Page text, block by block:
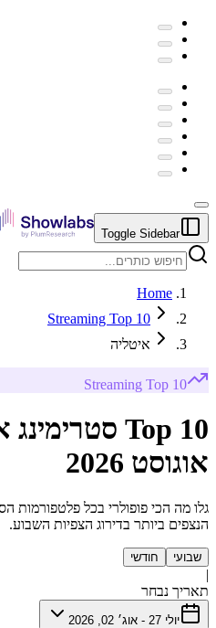
Toggle Sidebar
Home
Streaming Top 10
איטליה
Streaming Top 10
Top 10 סטרימינג איטליה
אוגוסט 2026
גלו מה הכי פופולרי בכל פלטפורמות
הנצפים ביותר בדירוג הצפיות השבוע.
שבועי חודשי
|
תאריך נבחר
יולי 27 - אוג׳ 02, 2026